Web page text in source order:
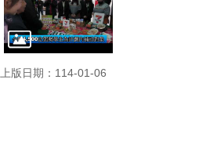
上版日期：114-01-06